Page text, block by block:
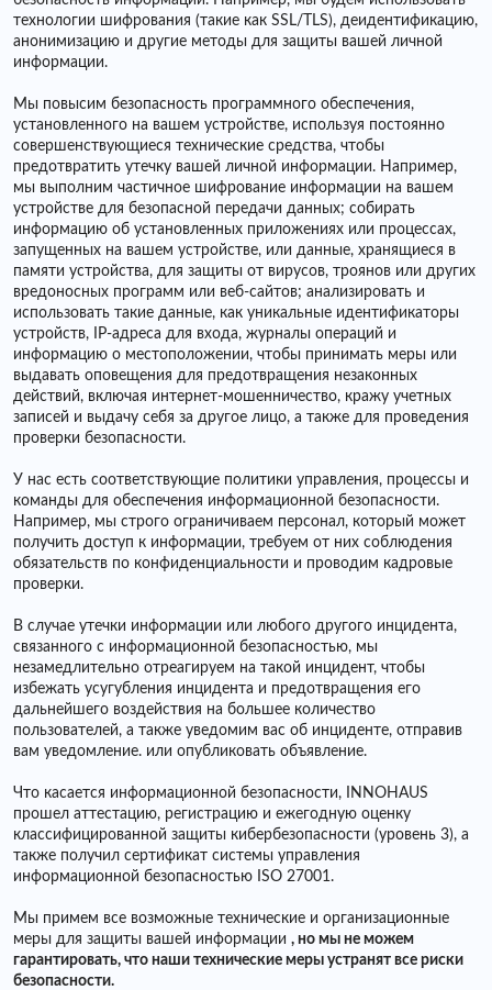
технологии шифрования (такие как SSL/TLS), деидентификацию,
анонимизацию и другие методы для защиты вашей личной
информации.
Мы повысим безопасность программного обеспечения,
установленного на вашем устройстве, используя постоянно
совершенствующиеся технические средства, чтобы
предотвратить утечку вашей личной информации. Например,
мы выполним частичное шифрование информации на вашем
устройстве для безопасной передачи данных; собирать
информацию об установленных приложениях или процессах,
запущенных на вашем устройстве, или данные, хранящиеся в
памяти устройства, для защиты от вирусов, троянов или других
вредоносных программ или веб-сайтов; анализировать и
использовать такие данные, как уникальные идентификаторы
устройств, IP-адреса для входа, журналы операций и
информацию о местоположении, чтобы принимать меры или
выдавать оповещения для предотвращения незаконных
действий, включая интернет-мошенничество, кражу учетных
записей и выдачу себя за другое лицо, а также для проведения
проверки безопасности.
У нас есть соответствующие политики управления, процессы и
команды для обеспечения информационной безопасности.
Например, мы строго ограничиваем персонал, который может
получить доступ к информации, требуем от них соблюдения
обязательств по конфиденциальности и проводим кадровые
проверки.
В случае утечки информации или любого другого инцидента,
связанного с информационной безопасностью, мы
незамедлительно отреагируем на такой инцидент, чтобы
избежать усугубления инцидента и предотвращения его
дальнейшего воздействия на большее количество
пользователей, а также уведомим вас об инциденте, отправив
вам уведомление. или опубликовать объявление.
Что касается информационной безопасности, INNOHAUS
прошел аттестацию, регистрацию и ежегодную оценку
классифицированной защиты кибербезопасности (уровень 3), а
также получил сертификат системы управления
информационной безопасностью ISO 27001.
Мы примем все возможные технические и организационные
меры для защиты вашей информации , но мы не можем
гарантировать, что наши технические меры устранят все риски
безопасности.